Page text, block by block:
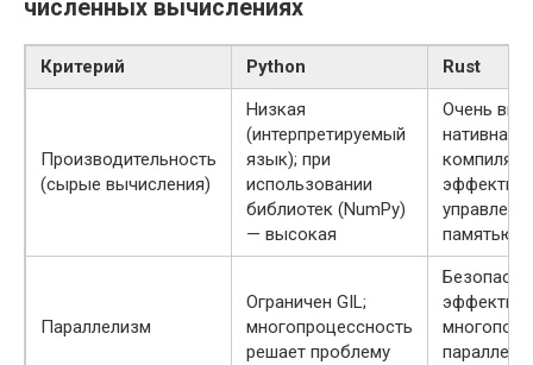
численных вычислениях
Критерий Python Rust
Производительность
(сырые вычисления)
Низкая
(интерпретируемый
язык); при
использовании
библиотек (NumPy)
— высокая
Очень
нативная
памятью
Параллелизм
Ограничен GIL;
многопроцессность
решает проблему